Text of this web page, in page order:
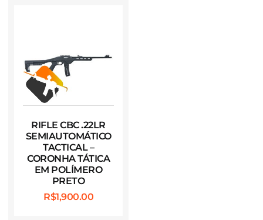
RIFLE CBC .22LR
SEMIAUTOMÁTICO
TACTICAL –
CORONHA TÁTICA
EM POLÍMERO
PRETO
R$1,900.00